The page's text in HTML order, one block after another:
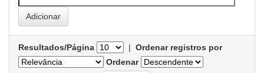
Resultados/Página | Ordenar registros por
Ordenar